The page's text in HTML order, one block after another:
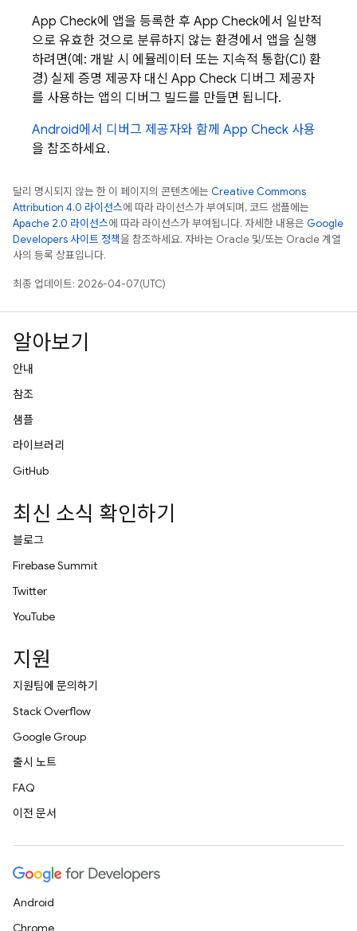
App Check에 앱을 등록한 후 App Check에서 일반적
으로 유효한 것으로 분류하지 않는 환경에서 앱을 실행
하려면(예: 개발 시 에뮬레이터 또는 지속적 통합(CI) 환
경) 실제 증명 제공자 대신 App Check 디버그 제공자
를 사용하는 앱의 디버그 빌드를 만들면 됩니다.
Android에서 디버그 제공자와 함께 App Check 사용
을 참조하세요.
달리 명시되지 않는 한 이 페이지의 콘텐츠에는 Creative Commons
Attribution 4.0 라이선스에 따라 라이선스가 부여되며, 코드 샘플에는
Apache 2.0 라이선스에 따라 라이선스가 부여됩니다. 자세한 내용은 Google
Developers 사이트 정책을 참조하세요. 자바는 Oracle 및/또는 Oracle 계열
사의 등록 상표입니다.
최종 업데이트: 2026-04-07(UTC)
알아보기
안내
참조
샘플
라이브러리
GitHub
최신 소식 확인하기
블로그
Firebase Summit
Twitter
YouTube
지원
지원팀에 문의하기
Stack Overflow
Google Group
출시 노트
FAQ
이전 문서
Android
Chrome